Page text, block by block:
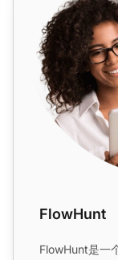
FlowHunt
FlowHunt是一